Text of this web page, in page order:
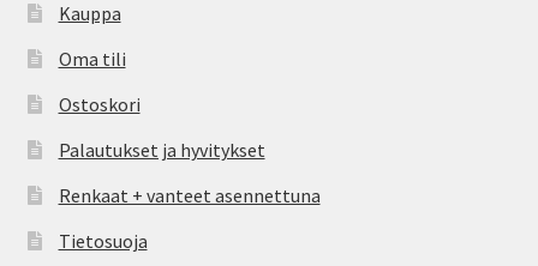
Kauppa
Oma tili
Ostoskori
Palautukset ja hyvitykset
Renkaat + vanteet asennettuna
Tietosuoja